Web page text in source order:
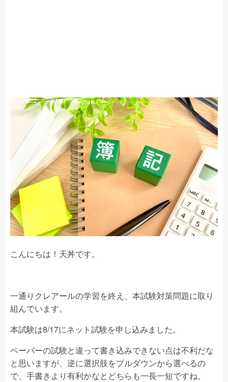
こんにちは！天丼です。
一通りクレアールの学習を終え、本試験対策問題に取り
組んでいます。
本試験は8/17にネット試験を申し込みました。
ペーパーの試験と違って書き込みできない点は不利だな
と思いますが、逆に選択肢をプルダウンから選べるの
で、手書きより有利かなとどちらも一長一短ですね。